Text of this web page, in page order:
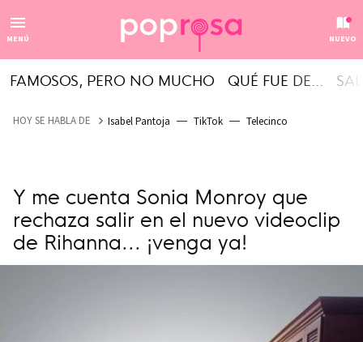
MENÚ NUEVO
FAMOSOS, PERO NO MUCHO QUÉ FUE DE...
HOY SE HABLA DE Isabel Pantoja TikTok Telecinco
Y me cuenta Sonia Monroy que
rechaza salir en el nuevo videoclip
de Rihanna... ¡venga ya!